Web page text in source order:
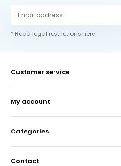
* Read legal restrictions here
Customer service
My account
Categories
Contact